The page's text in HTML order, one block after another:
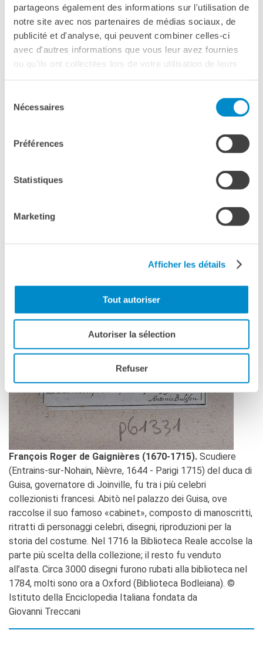
partageons également des informations sur l'utilisation de
notre site avec nos partenaires de médias sociaux, de
publicité et d'analyse, qui peuvent combiner celles-ci
avec d'autres informations que vous leur avez fournies
ou qu'ils ont collectées lors de votre utilisation de leurs
Nécessaires
Préférences
Statistiques
Marketing
Afficher les détails
Tout autoriser
Autoriser la sélection
Refuser
François Roger de Gaignières (1670​-1715). Scudiere
(Entrains-sur-Nohain, Nièvre, 1644 - Parigi 1715) del duca di
Guisa, governatore di Joinville, fu tra i più celebri
collezionisti francesi. Abitò nel palazzo dei Guisa, ove
raccolse il suo famoso «cabinet», composto di manoscritti,
ritratti di personaggi celebri, disegni, riproduzioni per la
storia del costume. Nel 1716 la Biblioteca Reale accolse la
parte più scelta della collezione; il resto fu venduto
all’asta. Circa 3000 disegni furono rubati alla biblioteca nel
1784, molti sono ora a Oxford (Biblioteca Bodleiana). ©
Istituto della Enciclopedia Italiana fondata da
Giovanni Treccani